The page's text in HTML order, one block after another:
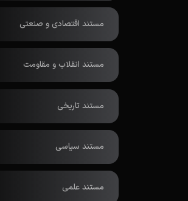
مستند اقتصادی و صنعتی
مستند انقلاب و مقاومت
مستند تاریخی
مستند سیاسی
مستند علمی